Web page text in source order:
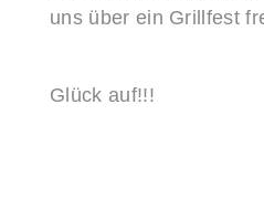
uns über ein Grillfest
Glück auf!!!